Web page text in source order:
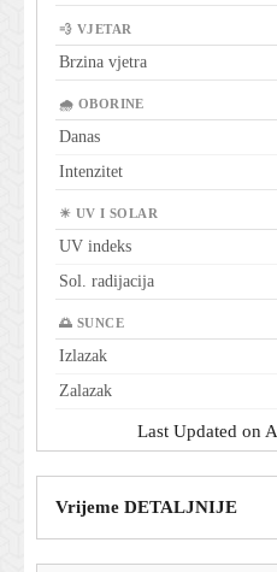
💨 VJETAR
Brzina vjetra
🌧 OBORINE
Danas
Intenzitet
☀ UV I SOLAR
UV indeks
Sol. radijacija
🌅 SUNCE
Izlazak
Zalazak
Last Updated on
Vrijeme DETALJNIJE